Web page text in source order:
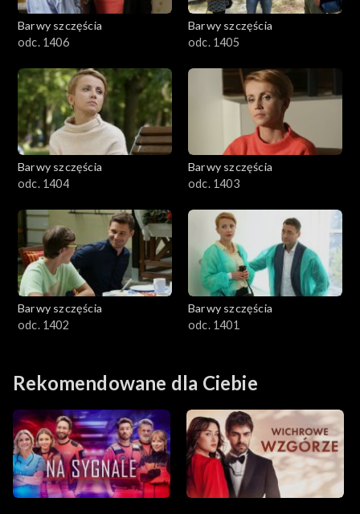
Barwy szczęścia
odc. 1406
Barwy szczęścia
odc. 1405
Barwy szczęścia
odc. 1404
Barwy szczęścia
odc. 1403
Barwy szczęścia
odc. 1402
Barwy szczęścia
odc. 1401
Rekomendowane dla Ciebie